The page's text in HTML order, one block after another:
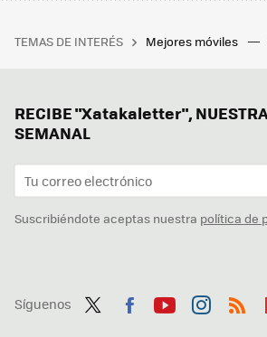
TEMAS DE INTERÉS Mejores móviles
RECIBE "Xatakaletter",
SEMANAL
Suscribiéndote aceptas nuestra política de
Síguenos